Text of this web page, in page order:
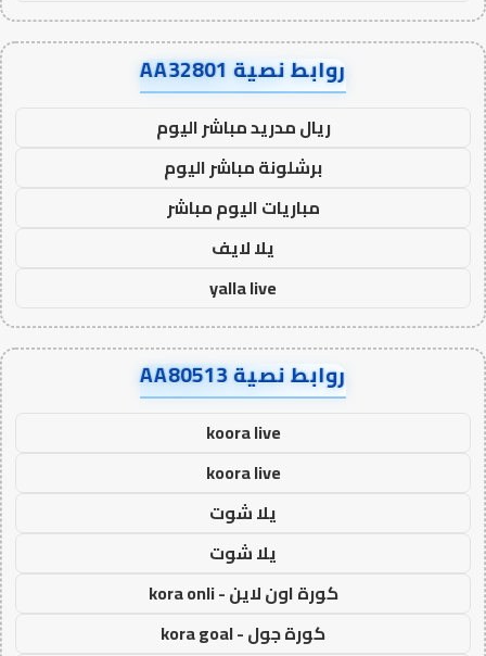
روابط نصية AA32801
ريال مدريد مباشر اليوم
برشلونة مباشر اليوم
مباريات اليوم مباشر
يلا لايف
yalla live
روابط نصية AA80513
koora live
koora live
يلا شوت
يلا شوت
كورة اون لاين - kora onli
كورة جول - kora goal